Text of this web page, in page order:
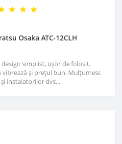
Osaka ATC-12CLH
simplist, ușor de folosit,
și prețul bun. Mulțumesc
instalatorilor dvs...